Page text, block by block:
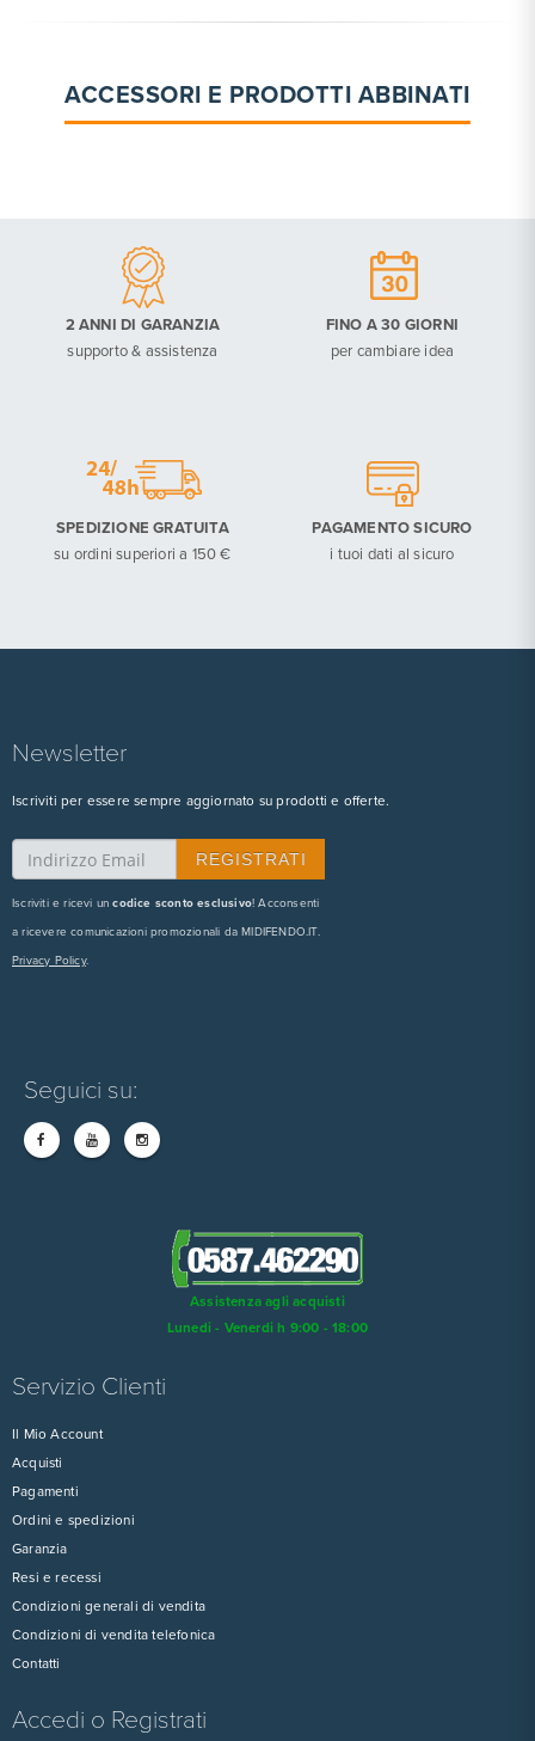
ACCESSORI E PRODOTTI ABBINATI
2 ANNI DI GARANZIA
supporto & assistenza
FINO A 30 GIORNI
per cambiare idea
SPEDIZIONE GRATUITA
su ordini superiori a 150 €
PAGAMENTO SICURO
i tuoi dati al sicuro
Newsletter
Iscriviti per essere sempre aggiornato su prodotti e offerte.
Iscriviti e ricevi uncodice sconto esclusivo! Acconsenti
a ricevere comunicazioni promozionali da MIDIFENDO.IT.
Privacy Policy.
Seguici su:
Assistenza agli acquisti
Lunedi - Venerdi h 9:00 - 18:00
Servizio Clienti
Il Mio Account
Acquisti
Pagamenti
Ordini e spedizioni
Garanzia
Resi e recessi
Condizioni generali di vendita
Condizioni di vendita telefonica
Contatti
Accedi o Registrati